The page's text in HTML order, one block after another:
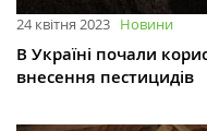
24 квітня 2023 Новини
В Україні почали
внесення пестицидів